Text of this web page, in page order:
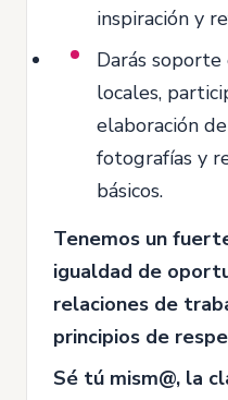
inspiración y
Darás
locales,
elaboración
fotografías y
básicos.
Tenemos un
igualdad de
relaciones de
principios de
Sé tú mism@, la